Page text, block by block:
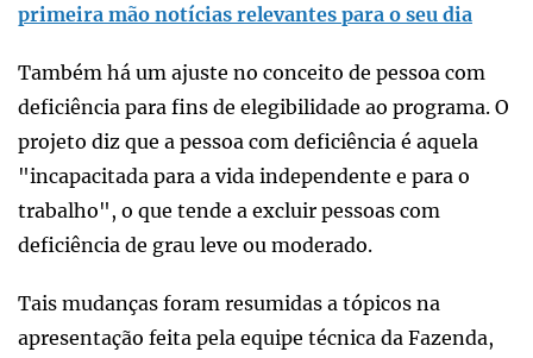
primeira mão notícias relevantes para o seu dia
Também há um ajuste no conceito de pessoa com
deficiência para fins de elegibilidade ao programa. O
projeto diz que a pessoa com deficiência é aquela
"incapacitada para a vida independente e para o
trabalho", o que tende a excluir pessoas com
deficiência de grau leve ou moderado.
Tais mudanças foram resumidas a tópicos na
apresentação feita pela equipe técnica da Fazenda,